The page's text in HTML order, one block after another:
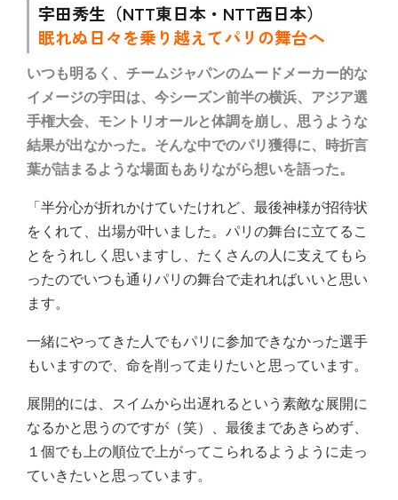
宇田秀生（NTT東日本・NTT西日本）
眠れぬ日々を乗り越えてパリの舞台へ
いつも明るく、チームジャパンのムードメーカー的な
イメージの宇田は、今シーズン前半の横浜、アジア選
手権大会、モントリオールと体調を崩し、思うような
結果が出なかった。そんな中でのパリ獲得に、時折言
葉が詰まるような場面もありながら想いを語った。
「半分心が折れかけていたけれど、最後神様が招待状
をくれて、出場が叶いました。パリの舞台に立てるこ
とをうれしく思いますし、たくさんの人に支えてもら
ったのでいつも通りパリの舞台で走れればいいと思い
ます。
一緒にやってきた人でもパリに参加できなかった選手
もいますので、命を削って走りたいと思っています。
展開的には、スイムから出遅れるという素敵な展開に
なるかと思うのですが（笑）、最後まであきらめず、
１個でも上の順位で上がってこられるようように走っ
ていきたいと思っています。